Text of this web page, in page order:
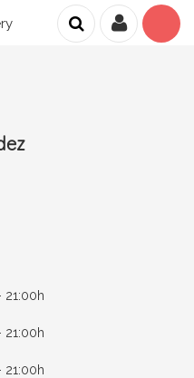
21:00h
21:00h
21:00h